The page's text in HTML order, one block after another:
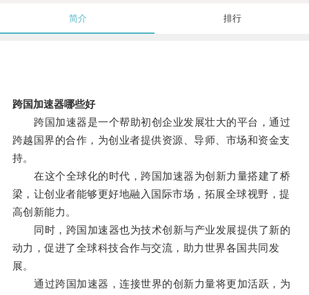
简介 排行
跨国加速器哪些好
跨国加速器是一个帮助初创企业发展壮大的平台，通过
跨越国界的合作，为创业者提供资源、导师、市场和资金支
持。
在这个全球化的时代，跨国加速器为创新力量搭建了桥
梁，让创业者能够更好地融入国际市场，拓展全球视野，提
高创新能力。
同时，跨国加速器也为技术创新与产业发展提供了新的
动力，促进了全球科技合作与交流，助力世界各国共同发
展。
通过跨国加速器，连接世界的创新力量将更加活跃，为